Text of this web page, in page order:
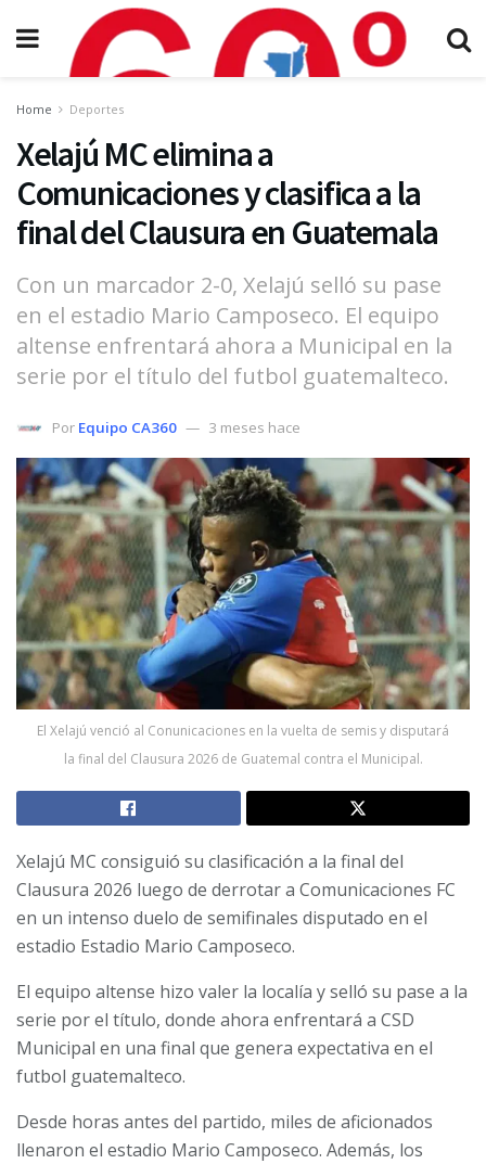
Home Deportes
Xelajú MC elimina a
Comunicaciones y clasifica a la
final del Clausura en Guatemala
Con un marcador 2-0, Xelajú selló su pase
en el estadio Mario Camposeco. El equipo
altense enfrentará ahora a Municipal en la
serie por el título del futbol guatemalteco.
Por Equipo CA360 3 meses hace
El Xelajú venció al Conunicaciones en la vuelta de semis y disputará
la final del Clausura 2026 de Guatemal contra el Municipal.
Xelajú MC consiguió su clasificación a la final del
Clausura 2026 luego de derrotar a Comunicaciones FC
en un intenso duelo de semifinales disputado en el
estadio Estadio Mario Camposeco.
El equipo altense hizo valer la localía y selló su pase a la
serie por el título, donde ahora enfrentará a CSD
Municipal en una final que genera expectativa en el
futbol guatemalteco.
Desde horas antes del partido, miles de aficionados
llenaron el estadio Mario Camposeco. Además, los